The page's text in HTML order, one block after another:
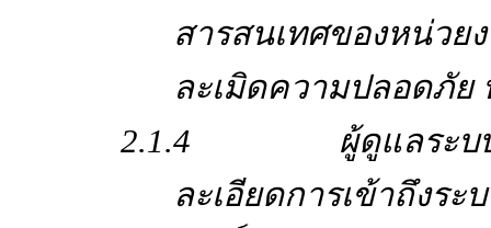
สารสนเทศของหน่
ละเมิดความปลอดภั
2.1.4 ผู้ดูแลระบบต้อ
ละเอียดการเข้าถึงร